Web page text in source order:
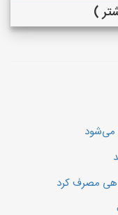
می‌شود
مصرف کرد